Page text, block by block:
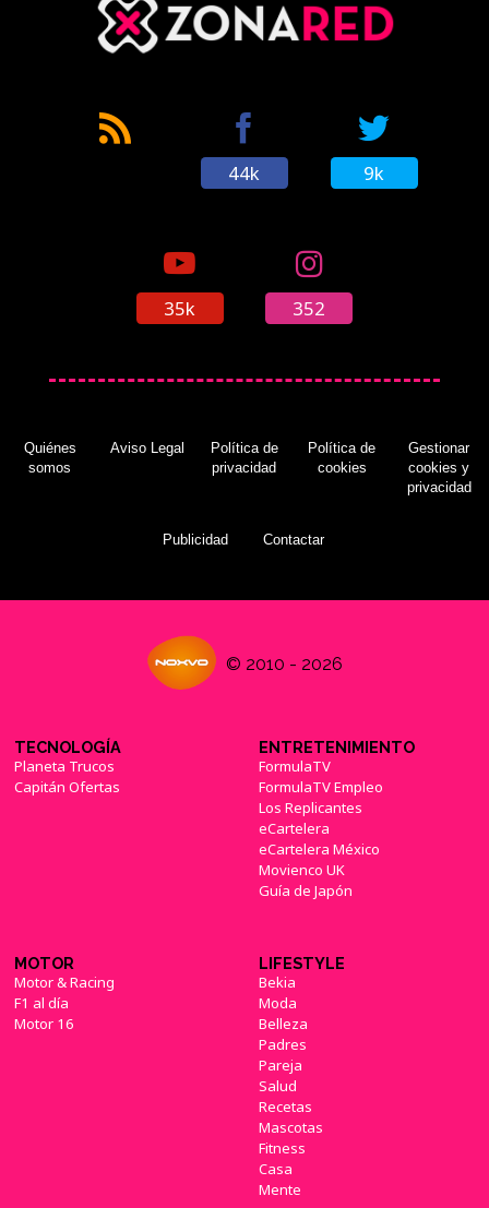
44k 9k
35k 352
Quiénes
somos
Aviso Legal
Política de
privacidad
Política de
cookies
Gestionar
cookies y
privacidad
Publicidad Contactar
© 2010 - 2026
TECNOLOGÍA
Planeta Trucos
Capitán Ofertas
ENTRETENIMIENTO
FormulaTV
FormulaTV Empleo
Los Replicantes
eCartelera
eCartelera México
Movienco UK
Guía de Japón
MOTOR
Motor & Racing
F1 al día
Motor 16
LIFESTYLE
Bekia
Moda
Belleza
Padres
Pareja
Salud
Recetas
Mascotas
Fitness
Casa
Mente